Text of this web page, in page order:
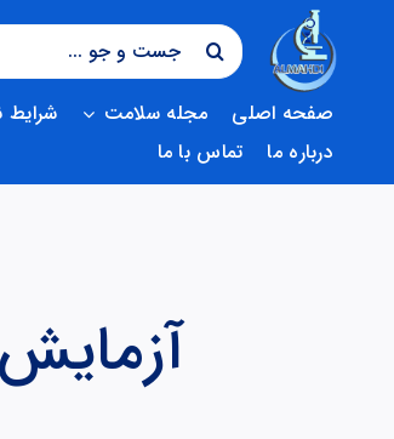
جستجو
برای:
صفحه اصلی
مجله سلامت شرایط
درباره ما
تماس با ما